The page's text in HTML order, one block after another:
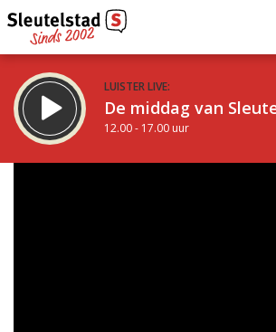
LUISTER LIVE:
De middag van
12.00 - 17.00 uur